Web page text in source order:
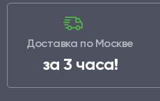
Доставка по Москве
за 3 часа!